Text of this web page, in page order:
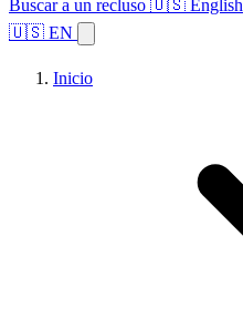
Buscar a un recluso 🇺🇸 English
🇺🇸 EN
Inicio